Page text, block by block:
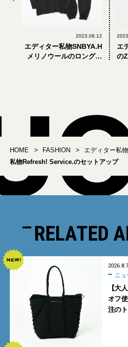
2023.08.12
エディター私物SNBYA.H
メリノウールのロングス
エ
の
HOME FASHION エディター私
私物Refresh! Service.のセットアップ
RELATED
2026.8.7
ニュ
【大
オフ
注の